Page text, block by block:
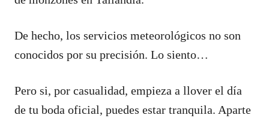
De hecho, los servicios meteorológicos no son
conocidos por su precisión. Lo siento…
Pero si, por casualidad, empieza a llover el día
de tu boda oficial, puedes estar tranquila. Aparte